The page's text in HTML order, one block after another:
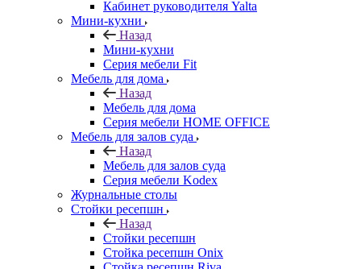
Кабинет руководителя Yalta
Мини-кухни
Назад
Мини-кухни
Серия мебели Fit
Мебель для дома
Назад
Мебель для дома
Серия мебели HOME OFFICE
Мебель для залов суда
Назад
Мебель для залов суда
Серия мебели Kodex
Журнальные столы
Стойки ресепшн
Назад
Стойки ресепшн
Стойка ресепшн Onix